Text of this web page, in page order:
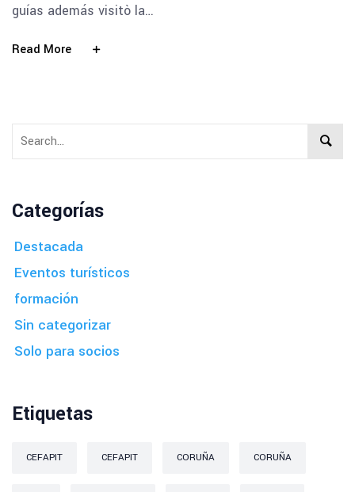
guías además visitò la…
Read More
Categorías
Destacada
Eventos turísticos
formación
Sin categorizar
Solo para socios
Etiquetas
CEFAPIT CEFAPIT CORUÑA CORUÑA